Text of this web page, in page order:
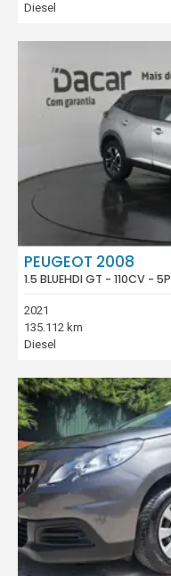
Diesel
PEUGEOT 2008
1.5 BLUEHDI GT - 110CV - 5P
2021
135.112 km
Diesel